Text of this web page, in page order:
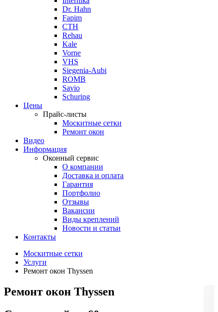
Dr. Hahn
Fapim
СТН
Rehau
Kale
Vorne
VHS
Siegenia-Aubi
ROMB
Savio
Schuring
Цены
Прайс-листы
Москитные сетки
Ремонт окон
Видео
Информация
Оконный сервис
О компании
Доставка и оплата
Гарантия
Портфолио
Отзывы
Вакансии
Виды креплений
Новости и статьи
Контакты
Москитные сетки
Услуги
Ремонт окон Thyssen
Ремонт окон Thyssen